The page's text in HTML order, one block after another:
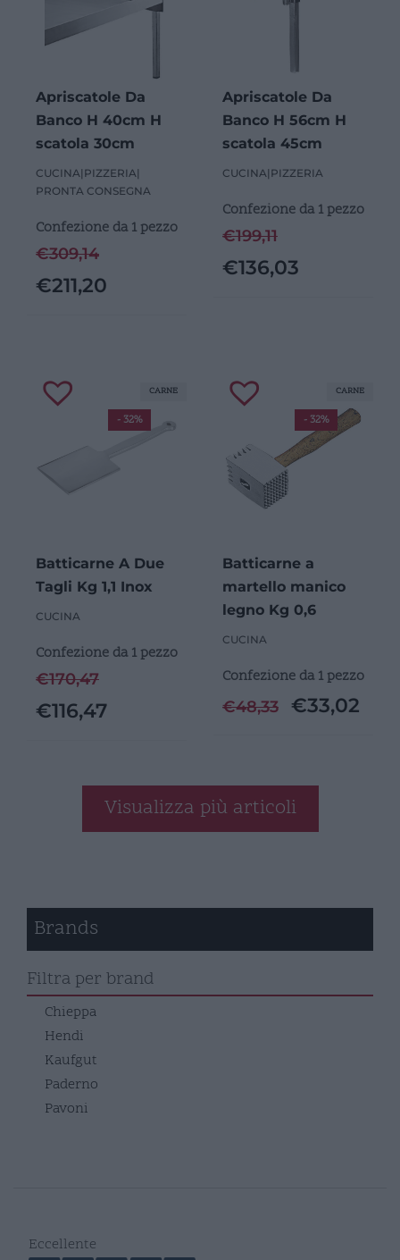
Apriscatole Da
Banco H 40cm H
scatola 30cm
CUCINA| PIZZERIA|
PRONTA CONSEGNA
Confezione da 1 pezzo
€309,14
€211,20
Apriscatole Da
Banco H 56cm H
scatola 45cm
CUCINA| PIZZERIA
Confezione da 1 pezzo
€199,11
€136,03
Batticarne A Due
Tagli Kg 1,1 Inox
CUCINA
Confezione da 1 pezzo
€170,47
€116,47
- 32%
CARNE
Batticarne a
martello manico
legno Kg 0,6
CUCINA
Confezione da 1 pezzo
€48,33 €33,02
- 32%
CARNE
Visualizza più articoli
Brands
Filtra per brand
Chieppa
Hendi
Kaufgut
Paderno
Pavoni
Eccellente